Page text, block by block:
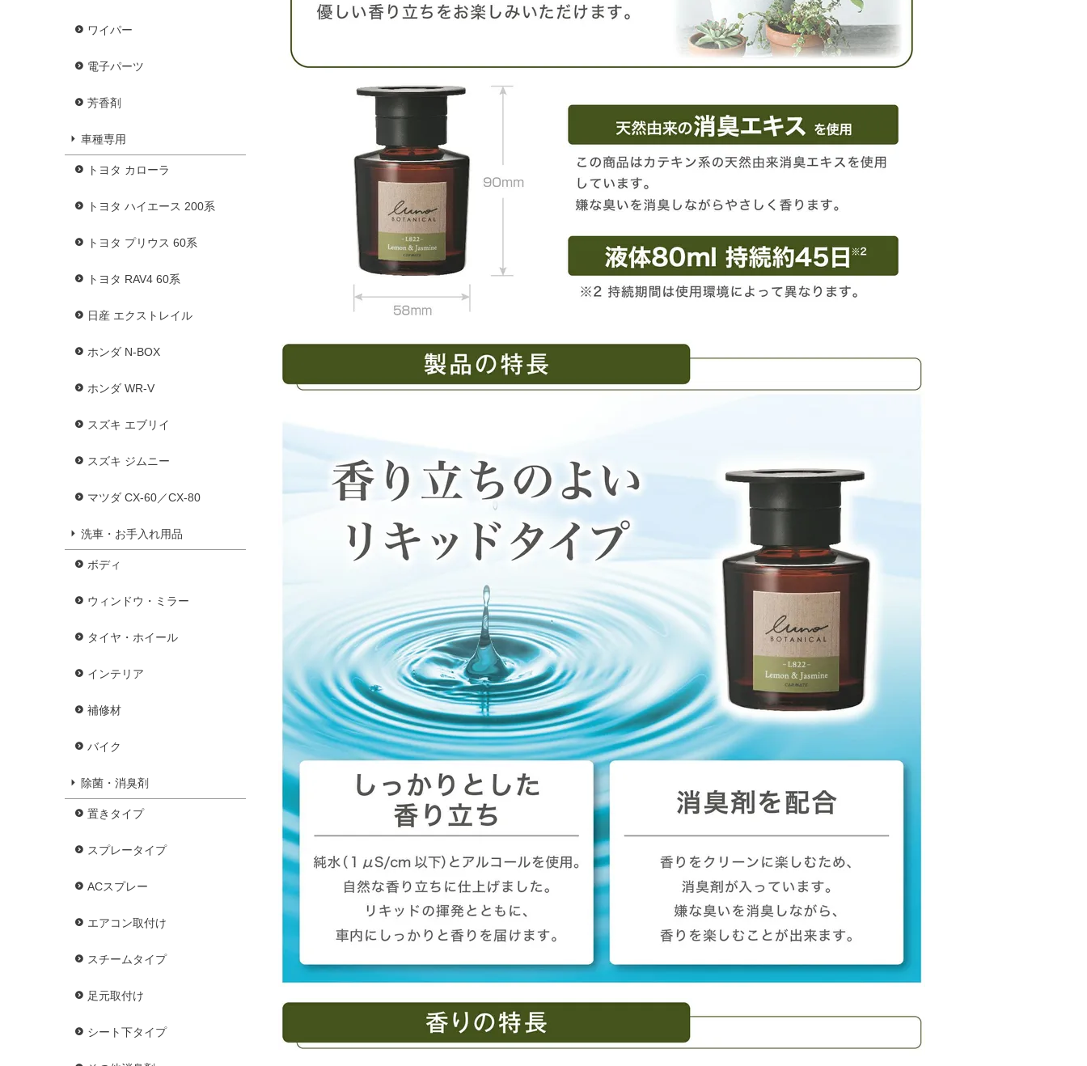
ワイパー
電子パーツ
芳香剤
車種専用
トヨタ カローラ
トヨタ ハイエース 200系
トヨタ プリウス 60系
トヨタ RAV4 60系
日産 エクストレイル
ホンダ N-BOX
ホンダ WR-V
スズキ エブリイ
スズキ ジムニー
マツダ CX-60／CX-80
洗車・お手入れ用品
ボディ
ウィンドウ・ミラー
タイヤ・ホイール
インテリア
補修材
バイク
除菌・消臭剤
置きタイプ
スプレータイプ
ACスプレー
エアコン取付け
スチームタイプ
足元取付け
シート下タイプ